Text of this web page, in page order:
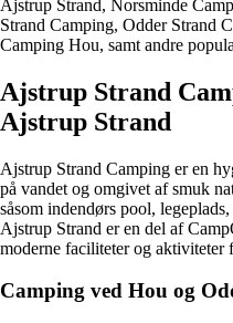
Ajstrup Strand, Norsminde
Strand Camping, Odder Strand
Camping Hou, samt andre
Ajstrup Strand
Ajstrup Strand
Ajstrup Strand Camping er en
på vandet og omgivet af smuk
såsom indendørs pool,
Ajstrup Strand er en del af
moderne faciliteter og aktiviteter
Camping ved Hou og